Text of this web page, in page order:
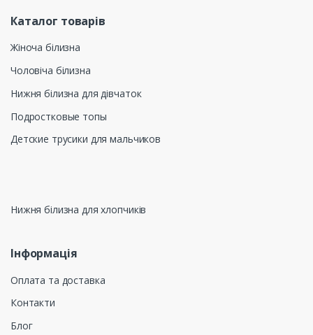
Каталог товарів
Жіноча білизна
Чоловіча білизна
Нижня білизна для дівчаток
Подростковые топы
Детские трусики для мальчиков
Нижня білизна для хлопчиків
Інформація
Оплата та доставка
Контакти
Блог